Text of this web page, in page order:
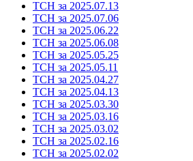
ТСН за 2025.07.13
ТСН за 2025.07.06
ТСН за 2025.06.22
ТСН за 2025.06.08
ТСН за 2025.05.25
ТСН за 2025.05.11
ТСН за 2025.04.27
ТСН за 2025.04.13
ТСН за 2025.03.30
ТСН за 2025.03.16
ТСН за 2025.03.02
ТСН за 2025.02.16
ТСН за 2025.02.02